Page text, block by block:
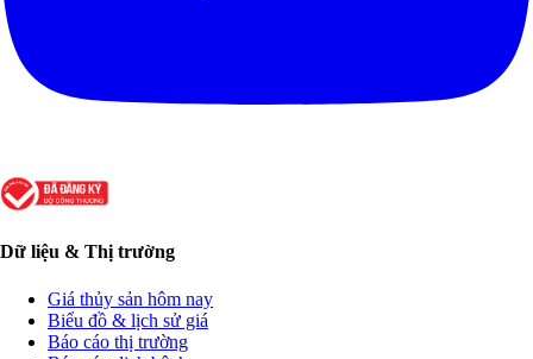
Dữ liệu & Thị trường
Giá thủy sản hôm nay
Biểu đồ & lịch sử giá
Báo cáo thị trường